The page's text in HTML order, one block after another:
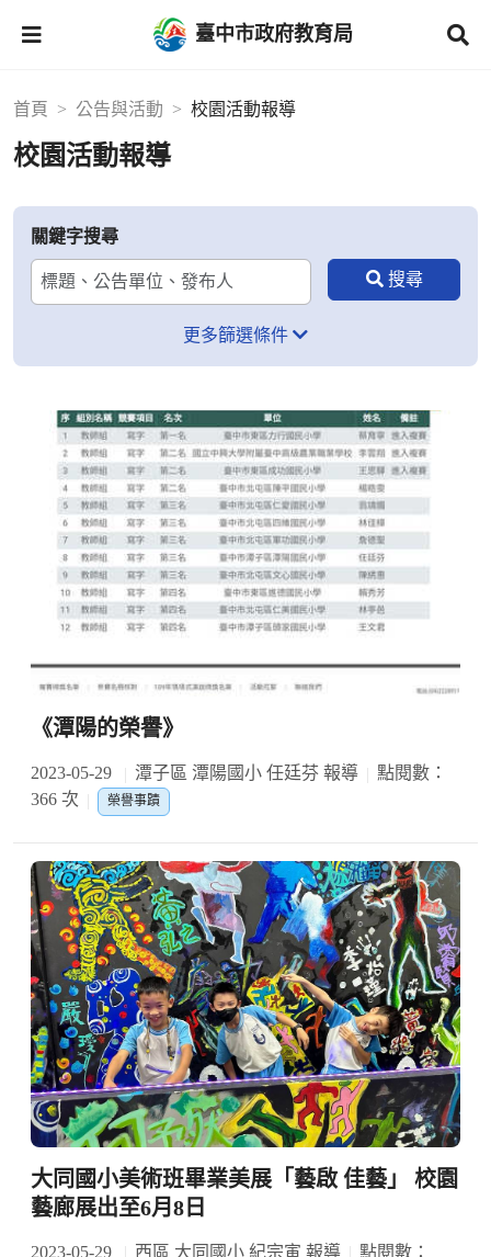
臺中市政府教育局
首頁 公告與活動 校園活動報導
校園活動報導
關鍵字搜尋
更多篩選條件
《潭陽的榮譽》
2023-05-29 潭子區 潭陽國小 任廷芬 報導
點閱數：
366 次
榮譽事蹟
大同國小美術班畢業美展「藝啟 佳藝」 校園
藝廊展出至6月8日
2023-05-29 西區 大同國小 紀宗寅 報導
點閱數：